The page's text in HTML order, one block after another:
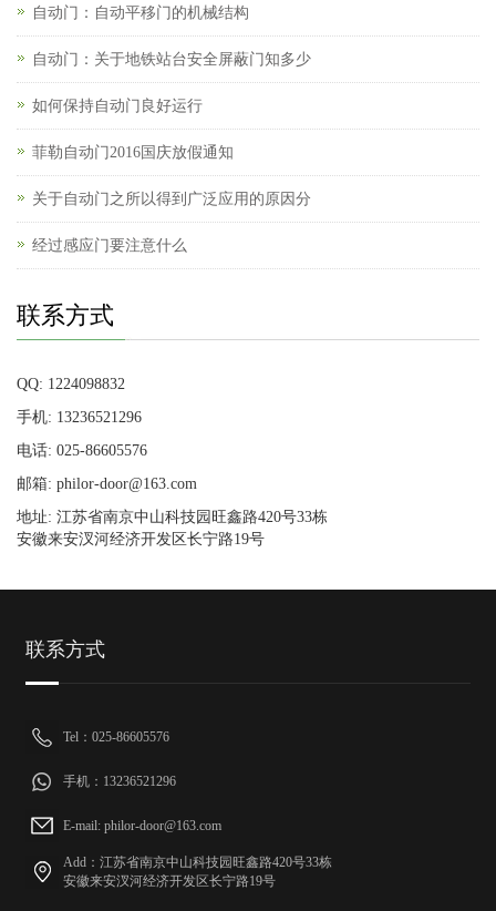
自动门：自动平移门的机械结构
自动门：关于地铁站台安全屏蔽门知多少
如何保持自动门良好运行
菲勒自动门2016国庆放假通知
关于自动门之所以得到广泛应用的原因分
经过感应门要注意什么
联系方式
QQ: 1224098832
手机: 13236521296
电话: 025-86605576
邮箱: philor-door@163.com
地址: 江苏省南京中山科技园旺鑫路420号33栋
安徽来安汊河经济开发区长宁路19号
联系方式
Tel：025-86605576
手机：13236521296
E-mail: philor-door@163.com
Add：江苏省南京中山科技园旺鑫路420号33栋
安徽来安汊河经济开发区长宁路19号